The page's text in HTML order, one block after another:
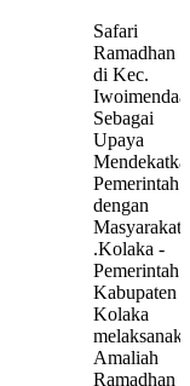
Safari
Ramadhan
di Kec.
Sebagai
Upaya
Pemerintah
dengan
Masyarakat
.Kolaka -
Pemerintah
Kabupaten
Kolaka
Amaliah
Ramadhan